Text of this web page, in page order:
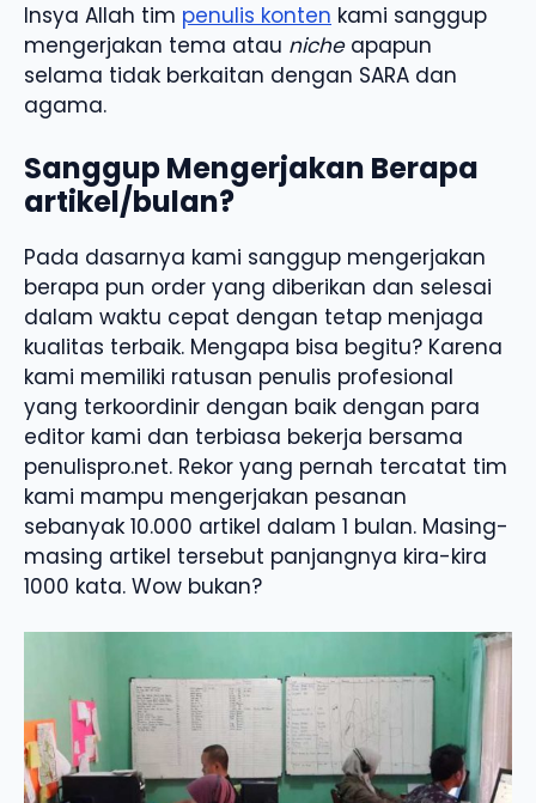
Insya Allah tim penulis konten kami sanggup
mengerjakan tema atau nicheapapun
selama tidak berkaitan dengan SARA dan
agama.
Sanggup Mengerjakan Berapa
artikel/bulan?
Pada dasarnya kami sanggup mengerjakan
berapa pun order yang diberikan dan selesai
dalam waktu cepat dengan tetap menjaga
kualitas terbaik. Mengapa bisa begitu? Karena
kami memiliki ratusan penulis profesional
yang terkoordinir dengan baik dengan para
editor kami dan terbiasa bekerja bersama
penulispro.net. Rekor yang pernah tercatat tim
kami mampu mengerjakan pesanan
sebanyak 10.000 artikel dalam 1 bulan. Masing-
masing artikel tersebut panjangnya kira-kira
1000 kata. Wow bukan?